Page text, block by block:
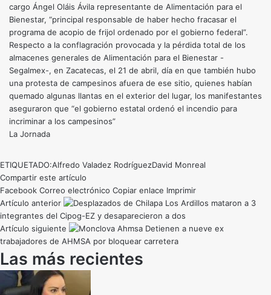
cargo Ángel Oláis Ávila representante de Alimentación para el
Bienestar, “principal responsable de haber hecho fracasar el
programa de acopio de frijol ordenado por el gobierno federal”.
Respecto a la conflagración provocada y la pérdida total de los
almacenes generales de Alimentación para el Bienestar -
Segalmex-, en Zacatecas, el 21 de abril, día en que también hubo
una protesta de campesinos afuera de ese sitio, quienes habían
quemado algunas llantas en el exterior del lugar, los manifestantes
aseguraron que “el gobierno estatal ordenó el incendio para
incriminar a los campesinos”
La Jornada
ETIQUETADO:Alfredo Valadez RodríguezDavid Monreal
Compartir este artículo
Facebook Correo electrónico Copiar enlace Imprimir
Artículo anterior
Los Ardillos mataron a 3
integrantes del Cipog-EZ y desaparecieron a dos
Artículo siguiente
Detienen a nueve ex
trabajadores de AHMSA por bloquear carretera
Las más recientes